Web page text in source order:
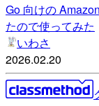
Go 向けの
たので使ってみた
いわさ
2026.02.20